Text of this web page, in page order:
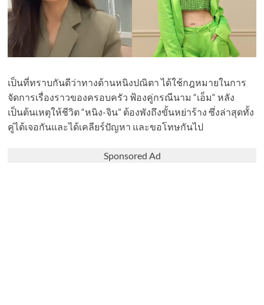
เป็นที่ทราบกันดีว่าทางด้านหนิงปณิตา ได้ใช้กฎหมายในการ
จัดการเรื่องราวของครอบครัว ฟ้องคู่กรณีนาม “เอ็ม“ หลัง
เป็นต้นเหตุให้ชีวิต “หนิง-จิน” ต้องพังถึงขั้นหย่าร้าง ซึ่งล่าสุดทั้ง
คู่ได้เจอกันและได้เคลียร์ปัญหา และขอโทษกันไป
Sponsored Ad